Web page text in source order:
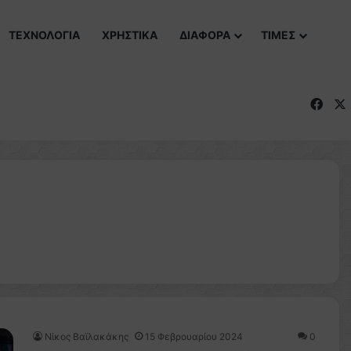
ΤΕΧΝΟΛΟΓΙΑ ΧΡΗΣΤΙΚΑ ΔΙΑΦΟΡΑ ΤΙΜΕΣ
Νίκος Βαϊλακάκης 15 Φεβρουαρίου 2024 0